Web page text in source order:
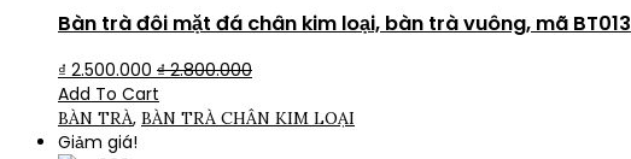
Bàn trà đôi mặt đá chân kim loại, bàn trà vuông, mã BT013
₫ 2.500.000 ₫2.800.000
Add To Cart
BÀN TRÀ, BÀN TRÀ CHÂN KIM LOẠI
Giảm giá!